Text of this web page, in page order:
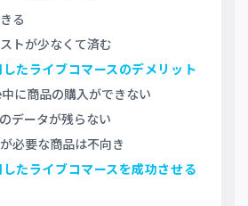
る
トが少なくて済む
たライブコマースのデメリット
に商品の購入ができない
データが残らない
必要な商品は不向き
たライブコマースを成功させる